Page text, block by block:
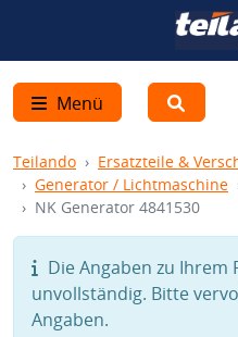
Menü
Teilando Ersatzteile &
Generator / Lichtmaschine
NK Generator 4841530
Die Angaben zu Ihrem
unvollständig. Bitte
Angaben.